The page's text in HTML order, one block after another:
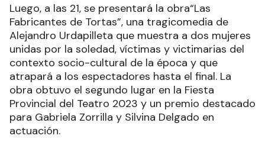
Luego, a las 21, se presentará la obra“Las
Fabricantes de Tortas”, una tragicomedia de
Alejandro Urdapilleta que muestra a dos mujeres
unidas por la soledad, víctimas y victimarias del
contexto socio-cultural de la época y que
atrapará a los espectadores hasta el final. La
obra obtuvo el segundo lugar en la Fiesta
Provincial del Teatro 2023 y un premio destacado
para Gabriela Zorrilla y Silvina Delgado en
actuación.